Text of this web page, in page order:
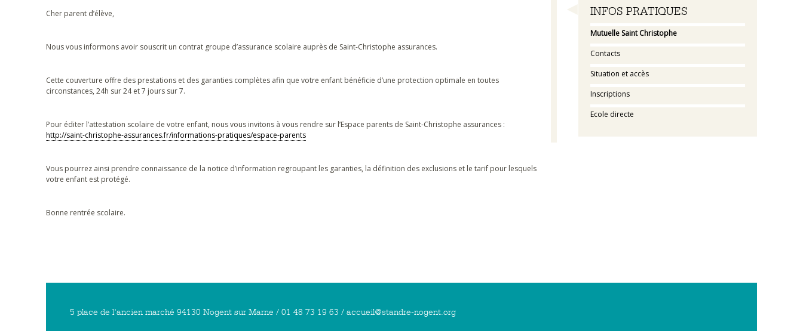
Navigation
INFOS PRATIQUES
Mutuelle Saint Christophe
Contacts
Situation et accès
Inscriptions
Ecole directe
Cher parent d’élève,
Nous vous informons avoir souscrit un contrat groupe d’assurance scolaire auprès de Saint-Christophe assurances.
Cette couverture offre des prestations et des garanties complètes afin que votre enfant bénéficie d’une protection optimale en toutes
circonstances, 24h sur 24 et 7 jours sur 7.
Pour éditer l’attestation scolaire de votre enfant, nous vous invitons à vous rendre sur l’Espace parents de Saint-Christophe assurances :
http://saint-christophe-assurances.fr/informations-pratiques/espace-parents
Vous pourrez ainsi prendre connaissance de la notice d’information regroupant les garanties, la définition des exclusions et le tarif pour lesquels
votre enfant est protégé.
Bonne rentrée scolaire.
5 place de l'ancien marché 94130 Nogent sur Marne / 01 48 73 19 63 / accueil@standre-nogent.org